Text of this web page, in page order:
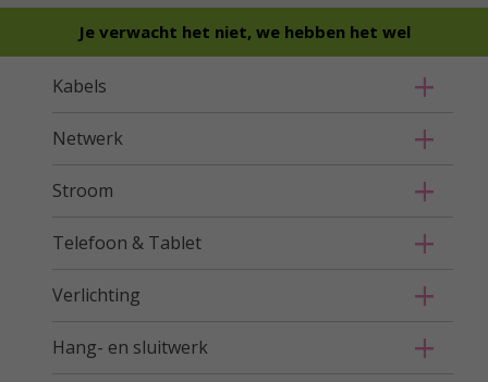
Je verwacht het niet, we hebben het wel
Kabels
Netwerk
Stroom
Telefoon & Tablet
Verlichting
Hang- en sluitwerk